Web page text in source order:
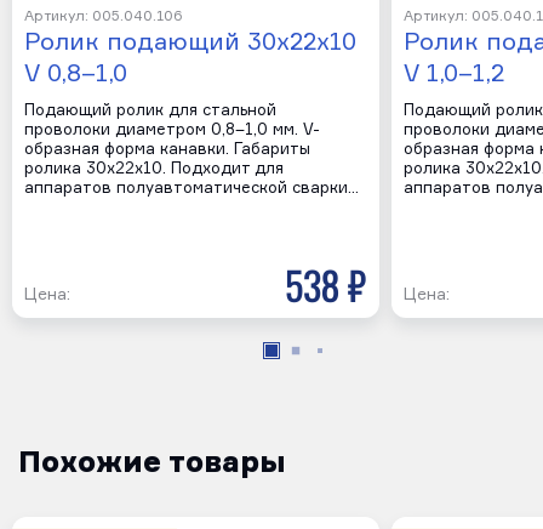
Артикул: 005.040.106
Ролик подающий 30х22х10
V 0,8–1,0
Подающий ролик для стальной
проволоки диаметром 0,8–1,0 мм. V-
образная форма канавки. Габариты
ролика 30х22х10. Подходит для
аппаратов полуавтоматической сварки…
Цена: 538 р
Артикул:
Ролик
V 1,0–1,2
Подающий
проволоки
образная форма
ролика
аппаратов
Цена:
Похожие товары